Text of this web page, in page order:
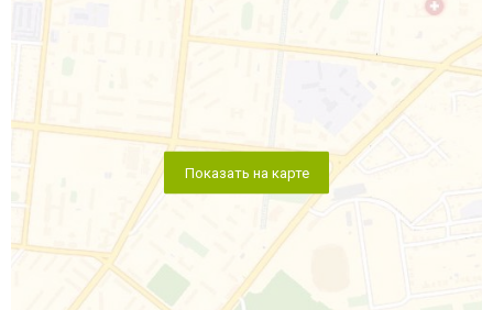
Показать на карте